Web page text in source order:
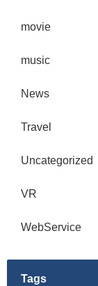
movie
music
News
Travel
Uncategorized
VR
WebService
Tags